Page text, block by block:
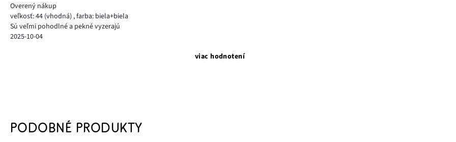
Overený nákup
veľkosť: 44 (vhodná) ,farba: biela+biela
Sú veľmi pohodlné a pekné vyzerajú
2025-10-04
viac hodnotení
PODOBNÉ PRODUKTY